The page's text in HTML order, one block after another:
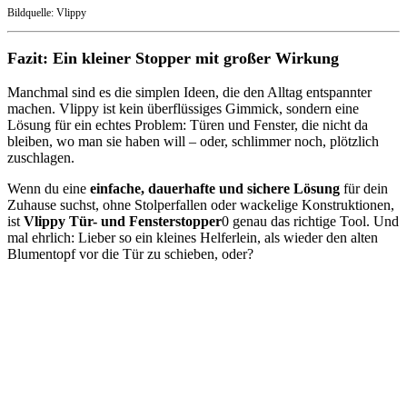
Bildquelle: Vlippy
Fazit: Ein kleiner Stopper mit großer Wirkung
Manchmal sind es die simplen Ideen, die den Alltag entspannter
machen. Vlippy ist kein überflüssiges Gimmick, sondern eine
Lösung für ein echtes Problem: Türen und Fenster, die nicht da
bleiben, wo man sie haben will – oder, schlimmer noch, plötzlich
zuschlagen.
Wenn du eine einfache, dauerhafte und sichere Lösung für dein
Zuhause suchst, ohne Stolperfallen oder wackelige Konstruktionen,
ist Vlippy Tür- und Fensterstopper0 genau das richtige Tool. Und
mal ehrlich: Lieber so ein kleines Helferlein, als wieder den alten
Blumentopf vor die Tür zu schieben, oder?